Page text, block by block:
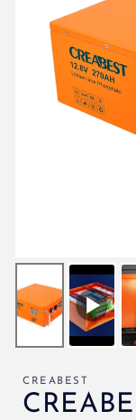
CREABEST